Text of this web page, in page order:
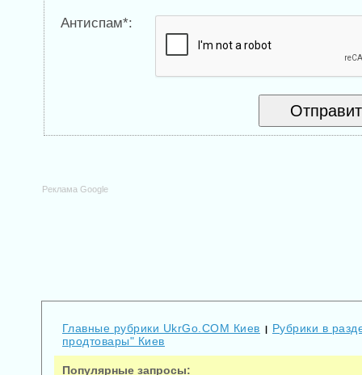
Антиспам*:
Реклама Google
Главные рубрики UkrGo.COM Киев
Рубрики в
продтовары" Киев
Популярные запросы: